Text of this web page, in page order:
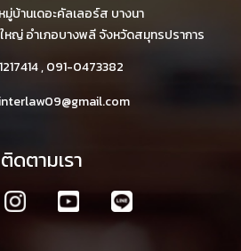
บ้านเดอะคัลเลอร์ส บางนา
ญ่ อำเภอบางพลี จังหวัดสมุทรปราการ
, 091-0473382
ติดตามเรา